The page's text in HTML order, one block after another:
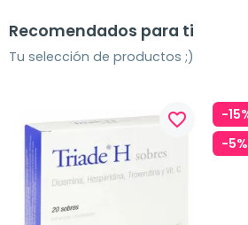
Recomendados para ti
Tu selección de productos ;)
favorite_border
-
-